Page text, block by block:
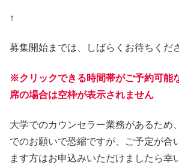
↑
募集開始までは、しばらくお待ちくだ
※クリックできる時間帯がご予約可能
席の場合は空枠が表示されません
大学でのカウンセラー業務があるため
でのお願いで恐縮ですが、ご予定が合
ます方はお申込みいただけましたら幸